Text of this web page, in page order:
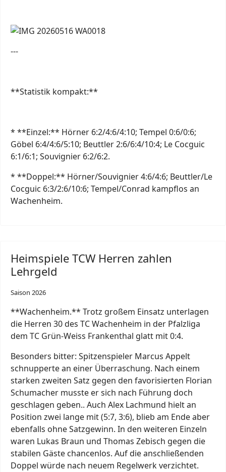
---
**Statistik kompakt:**
* **Einzel:** Hörner 6:2/4:6/4:10; Tempel 0:6/0:6;
Göbel 6:4/4:6/5:10; Beuttler 2:6/6:4/10:4; Le Cocguic
6:1/6:1; Souvignier 6:2/6:2.
* **Doppel:** Hörner/Souvignier 4:6/4:6; Beuttler/Le
Cocguic 6:3/2:6/10:6; Tempel/Conrad kampflos an
Wachenheim.
Heimspiele TCW Herren zahlen
Lehrgeld
Saison 2026
**Wachenheim.** Trotz großem Einsatz unterlagen
die Herren 30 des TC Wachenheim in der Pfalzliga
dem TC Grün-Weiss Frankenthal glatt mit 0:4.
Besonders bitter: Spitzenspieler Marcus Appelt
schnupperte an einer Überraschung. Nach einem
starken zweiten Satz gegen den favorisierten Florian
Schumacher musste er sich nach Führung doch
geschlagen geben.. Auch Alex Lachmund hielt an
Position zwei lange mit (5:7, 3:6), blieb am Ende aber
ebenfalls ohne Satzgewinn. In den weiteren Einzeln
waren Lukas Braun und Thomas Zebisch gegen die
stabilen Gäste chancenlos. Auf die anschließenden
Doppel würde nach neuem Regelwerk verzichtet.